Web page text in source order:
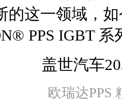
的这一领域，
PPS IGBT
欧瑞达PPS